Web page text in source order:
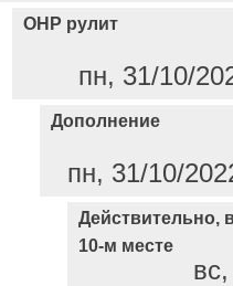
ОНР рулит
пн, 31/10/
Дополнение
пн, 31/10/
Действительно,
10-м месте